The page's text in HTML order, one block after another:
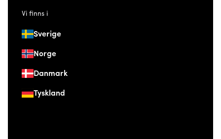
Vi finns i
Sverige
Norge
Danmark
Tyskland